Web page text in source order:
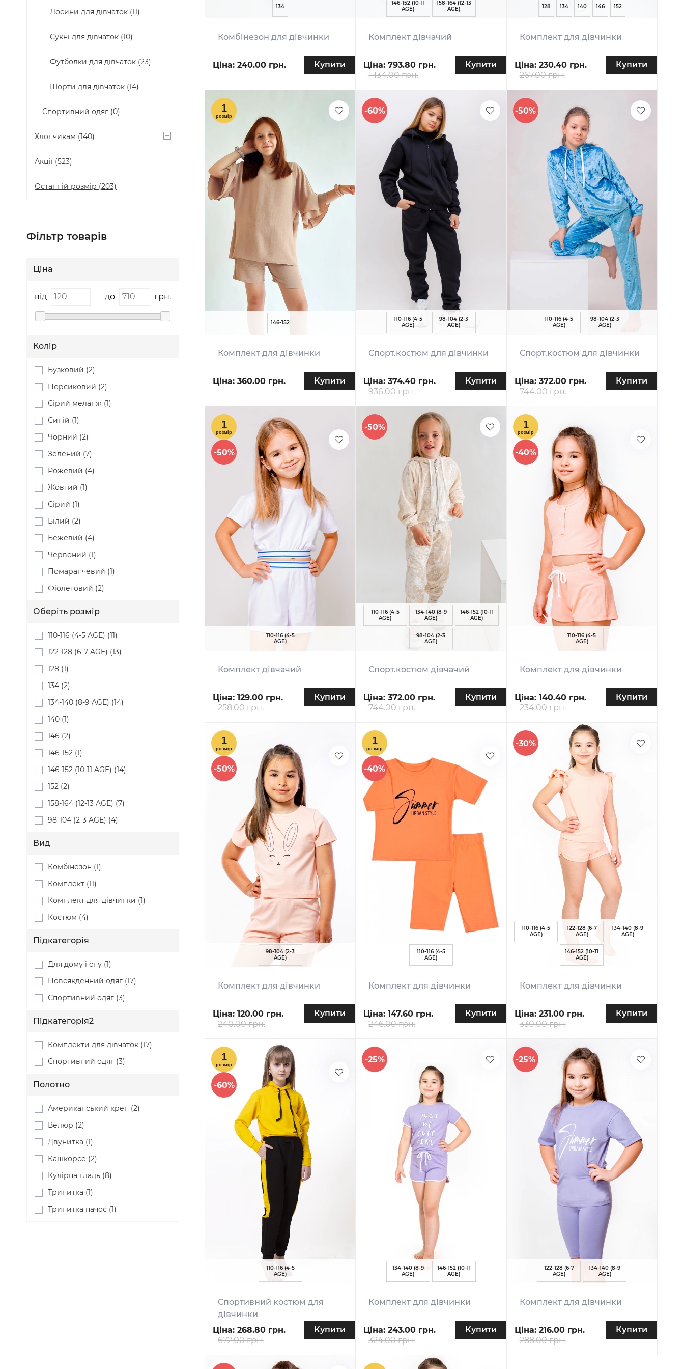
Лосини для дівчаток (11)
Сукні для дівчаток (10)
Футболки для дівчаток (23)
Шорти для дівчаток (14)
Спортивний одяг (0)
Хлопчикам (140)
Акції (523)
Останній розмір (203)
Фільтр товарів
Ціна
від до грн.
Колір
Бузковий (2)
Персиковий (2)
Сірий меланж (1)
Синій (1)
Чорний (2)
Зелений (7)
Рожевий (4)
Жовтий (1)
Сірий (1)
Білий (2)
Бежевий (4)
Червоний (1)
Помаранчевий (1)
Фіолетовий (2)
Оберіть розмір
110-116 (4-5 AGE) (11)
122-128 (6-7 AGE) (13)
128 (1)
134 (2)
134-140 (8-9 AGE) (14)
140 (1)
146 (2)
146-152 (1)
146-152 (10-11 AGE) (14)
152 (2)
158-164 (12-13 AGE) (7)
98-104 (2-3 AGE) (4)
Вид
Комбінезон (1)
Комплект (11)
Комплект для дівчинки (1)
Костюм (4)
Підкатегорія
Для дому і сну (1)
Повсякденний одяг (17)
Спортивний одяг (3)
Підкатегорія2
Комплекти для дівчаток (17)
Спортивний одяг (3)
Полотно
Американський креп (2)
Велюр (2)
Двунитка (1)
Кашкорсе (2)
Кулірна гладь (8)
Тринитка (1)
Тринитка начос (1)
134
Комбінезон для дівчинки
Ціна: 240.00 грн. Купити
146-152 (10-11
AGE)
158-164 (12-13
AGE)
Комплект дівчачий
Ціна:793.80 грн.
1 134.00 грн.
Купити
128 134 140 146 152
Комплект для дівчинки
Ціна: 230.40 грн.
267.00 грн.
Купити
146-152
Комплект для дівчинки
Ціна: 360.00 грн. Купити
-60%
110-116 (4-5
AGE)
98-104 (2-3
AGE)
Спорт.костюм для дівчинки
Ціна:374.40 грн.
936.00 грн.
Купити
-50%
110-116 (4-5
AGE)
98-104 (2-3
AGE)
Спорт.костюм для дівчинки
Ціна: 372.00 грн.
744.00 грн.
Купити
-50%
110-116 (4-5
AGE)
Комплект дівчачий
Ціна: 129.00 грн.
258.00 грн.
Купити
-50%
110-116 (4-5
AGE)
134-140 (8-9
AGE)
146-152 (10-11
AGE)
98-104 (2-3
AGE)
Спорт.костюм дівчачий
Ціна:372.00 грн.
744.00 грн.
Купити
-40%
110-116 (4-5
AGE)
Комплект для дівчинки
Ціна: 140.40 грн.
234.00 грн.
Купити
-50%
98-104 (2-3
AGE)
Комплект для дівчинки
Ціна: 120.00 грн.
240.00 грн.
Купити
-40%
110-116 (4-5
AGE)
Комплект для дівчинки
Ціна:147.60 грн.
246.00 грн.
Купити
-30%
110-116 (4-5
AGE)
122-128 (6-7
AGE)
134-140 (8-9
AGE)
146-152 (10-11
AGE)
Комплект для дівчинки
Ціна: 231.00 грн.
330.00 грн.
Купити
-60%
110-116 (4-5
AGE)
Спортивний костюм для
дівчинки
Ціна: 268.80 грн.
672.00 грн.
Купити
-25%
134-140 (8-9
AGE)
146-152 (10-11
AGE)
Комплект для дівчинки
Ціна:243.00 грн.
324.00 грн.
Купити
-25%
122-128 (6-7
AGE)
134-140 (8-9
AGE)
Комплект для дівчинки
Ціна: 216.00 грн.
288.00 грн.
Купити